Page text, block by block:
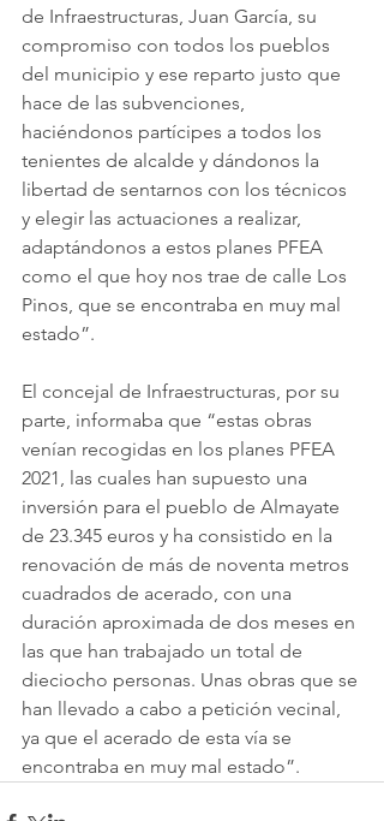
de Infraestructuras, Juan García, su
compromiso con todos los pueblos
del municipio y ese reparto justo que
hace de las subvenciones,
haciéndonos partícipes a todos los
tenientes de alcalde y dándonos la
libertad de sentarnos con los técnicos
y elegir las actuaciones a realizar,
adaptándonos a estos planes PFEA
como el que hoy nos trae de calle Los
Pinos, que se encontraba en muy mal
estado”.
El concejal de Infraestructuras, por su
parte, informaba que “estas obras
venían recogidas en los planes PFEA
2021, las cuales han supuesto una
inversión para el pueblo de Almayate
de 23.345 euros y ha consistido en la
renovación de más de noventa metros
cuadrados de acerado, con una
duración aproximada de dos meses en
las que han trabajado un total de
dieciocho personas. Unas obras que se
han llevado a cabo a petición vecinal,
ya que el acerado de esta vía se
encontraba en muy mal estado”.